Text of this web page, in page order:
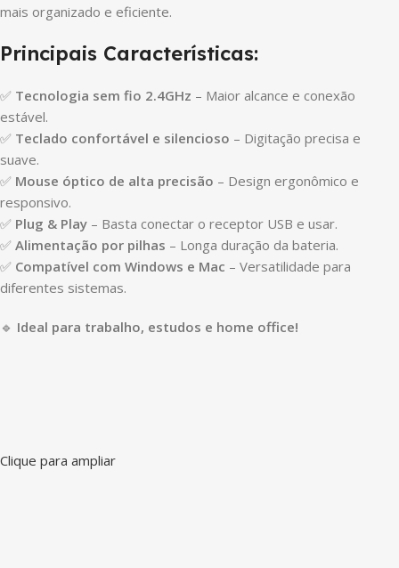
mais organizado e eficiente.
Principais Características:
✅ Tecnologia sem fio 2.4GHz – Maior alcance e conexão
estável.
✅ Teclado confortável e silencioso – Digitação precisa e
suave.
✅ Mouse óptico de alta precisão – Design ergonômico e
responsivo.
✅ Plug & Play – Basta conectar o receptor USB e usar.
✅ Alimentação por pilhas – Longa duração da bateria.
✅ Compatível com Windows e Mac – Versatilidade para
diferentes sistemas.
🔹 Ideal para trabalho, estudos e home office!
Clique para ampliar